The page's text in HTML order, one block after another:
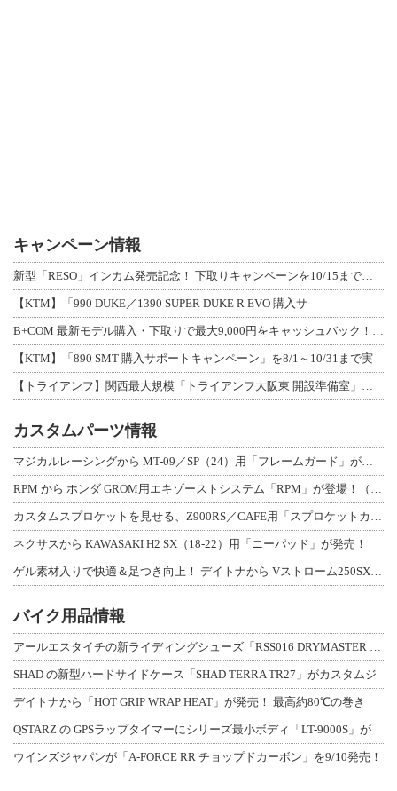
キャンペーン情報
【KTM】「990 DUKE／1390 SUPER DUKE R EVO 購入サ
【KTM】「890 SMT 購入サポートキャンペーン」を8/1～10/31まで実
カスタムパーツ情報
ネクサスから KAWASAKI H2 SX（18-22）用「ニーパッド」が発売！
バイク用品情報
SHAD の新型ハードサイドケース「SHAD TERRA TR27」がカスタムジ
デイトナから「HOT GRIP WRAP HEAT」が発売！ 最高約80℃の巻き
QSTARZ の GPSラップタイマーにシリーズ最小ボディ「LT-9000S」が
ウインズジャパンが「A-FORCE RR チョップドカーボン」を9/10発売！